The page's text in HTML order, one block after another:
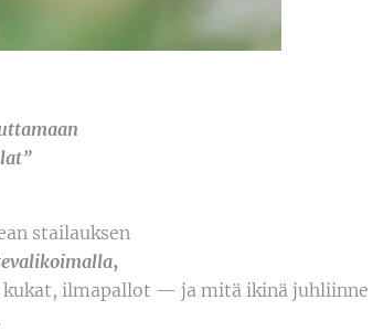
”
stailauksen
,
ilmapallot — ja mitä ikinä juhliinne